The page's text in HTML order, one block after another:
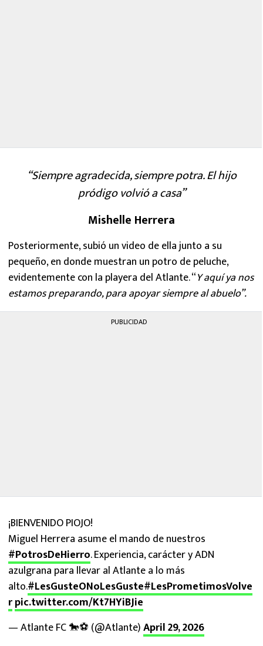
“Siempre agradecida, siempre potra. El hijo
pródigo volvió a casa”
Mishelle Herrera
Posteriormente, subió un video de ella junto a su
pequeño, en donde muestran un potro de peluche,
evidentemente con la playera del Atlante. “Y aquí ya nos
estamos preparando, para apoyar siempre al abuelo”.
PUBLICIDAD
¡BIENVENIDO PIOJO!
Miguel Herrera asume el mando de nuestros
#PotrosDeHierro. Experiencia, carácter y ADN
azulgrana para llevar al Atlante a lo más
alto.#LesGusteONoLesGuste#LesPrometimosVolve
rpic.twitter.com/Kt7HYiBJie
— Atlante FC 🐎⚽️ (@Atlante)April 29, 2026